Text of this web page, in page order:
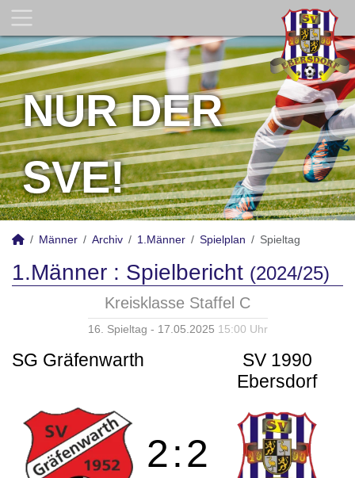
NUR DER
SVE!
Männer Archiv 1.Männer Spielplan Spieltag
1.Männer : Spielbericht (2024/25)
Kreisklasse Staffel C
16. Spieltag - 17.05.2025 15:00 Uhr
SG Gräfenwarth
SV 1990
Ebersdorf
2:2